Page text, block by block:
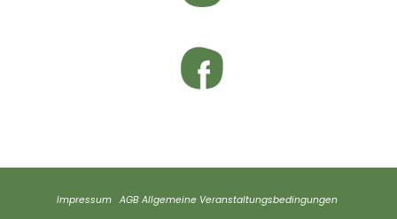
Impressum AGB Allgemeine Veranstaltungsbedingungen